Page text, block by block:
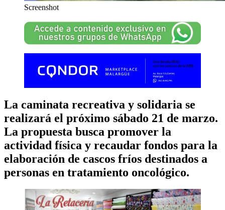
Screenshot
La caminata recreativa y solidaria se
realizará el próximo sábado 21 de marzo.
La propuesta busca promover la
actividad física y recaudar fondos para la
elaboración de cascos fríos destinados a
personas en tratamiento oncológico.